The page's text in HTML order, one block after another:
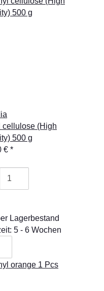
cellulose (High
500 g
€ *
Lagerbestand
5 - 6 Wochen